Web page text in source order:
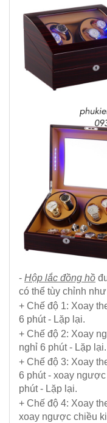
- Hộp lắc đồng hồ
có thể tùy chỉnh
+ Chế độ 1: Xoay
6 phút - Lặp lại.
+ Chế độ 2: Xoay
nghỉ 6 phút - Lặp lại.
+ Chế độ 3: Xoay
6 phút - xoay
phút - Lặp lại.
+ Chế độ 4: Xoay
xoay ngược chiều